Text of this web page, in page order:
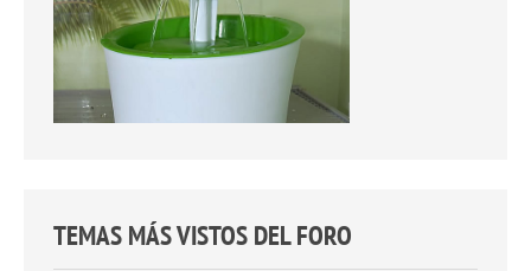
TEMAS MÁS VISTOS DEL FORO